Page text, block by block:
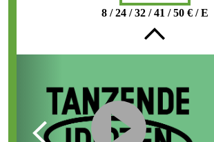
8 / 24 / 32 / 41 / 50 € / E